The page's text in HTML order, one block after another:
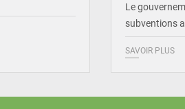
Le
subventions
SAVOIR PLUS